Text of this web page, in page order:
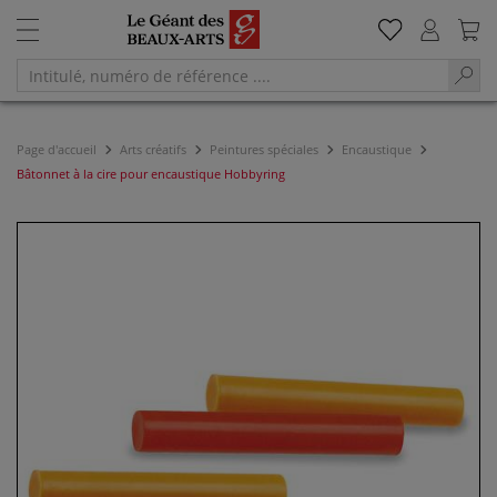
Page d'accueil Arts créatifs Peintures spéciales
Encaustique
Bâtonnet à la cire pour encaustique Hobbyring